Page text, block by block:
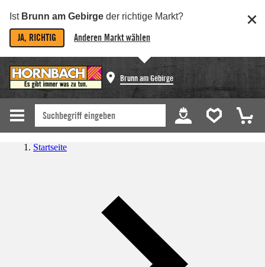
Ist Brunn am Gebirge der richtige Markt?
JA, RICHTIG Anderen Markt wählen
Brunn am Gebirge
Startseite